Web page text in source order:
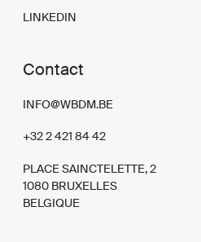
LINKEDIN
Contact
INFO@WBDM.BE
+32 2 421 84 42
PLACE SAINCTELETTE, 2
1080 BRUXELLES
BELGIQUE